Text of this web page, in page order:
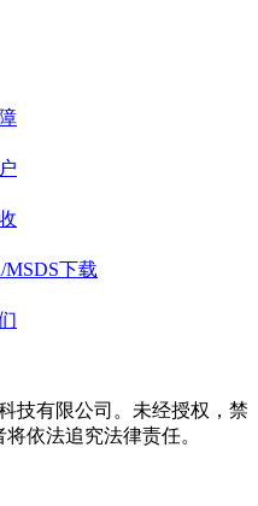
MSDS下载
技有限公司。未经授权，禁
依法追究法律责任。